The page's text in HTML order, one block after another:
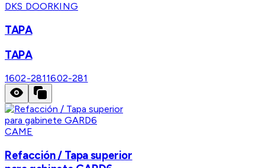
DKS DOORKING
TAPA
TAPA
1602-2811602-281
CAME
Refacción / Tapa superior